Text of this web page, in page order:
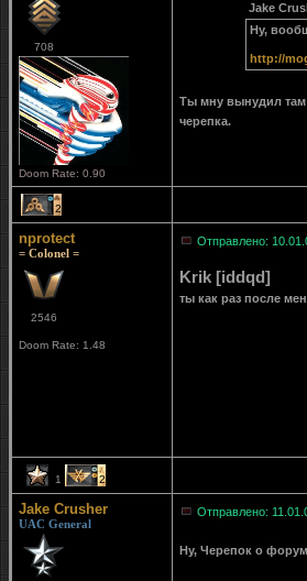
708
Doom Rate: 0.90
Jake
Ну,
http://
Ты мну вынудил там
черепка.
2
nprotect
= Colonel =
2546
Doom Rate: 1.48
Отправлено:
Krik [iddqd]
ты как раз после
1 2
Jake Crusher
UAC General
Отправлено:
Ну, Черепок о